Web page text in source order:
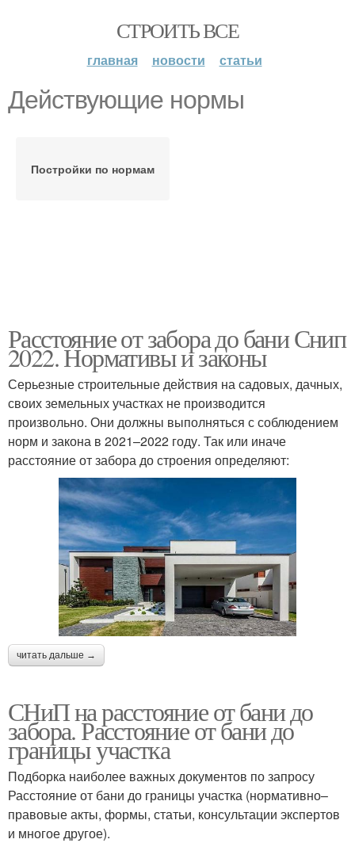
СТРОИТЬ ВСЕ
главная новости статьи
Действующие нормы
Постройки по нормам
Расстояние от забора до бани Снип
2022. Нормативы и законы
Серьезные строительные действия на садовых, дачных,
своих земельных участках не производится
произвольно. Они должны выполняться с соблюдением
норм и закона в 2021–2022 году. Так или иначе
расстояние от забора до строения определяют:
читать дальше →
СНиП на расстояние от бани до
забора. Расстояние от бани до
границы участка
Подборка наиболее важных документов по запросу
Расстояние от бани до границы участка (нормативно–
правовые акты, формы, статьи, консультации экспертов
и многое другое).